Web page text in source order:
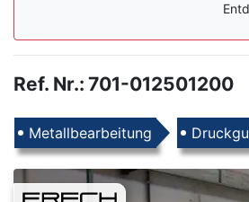
Ref. Nr.: 701-012501200
Produkte
Metallbearbeitung